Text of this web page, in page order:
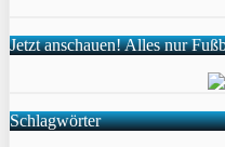
Jetzt anschauen! Alles nur
Schlagwörter